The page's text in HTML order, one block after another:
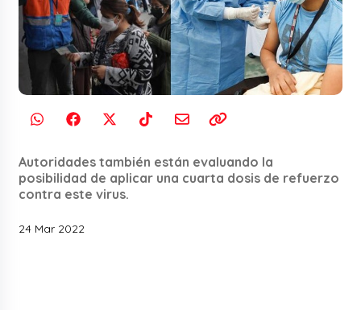
Autoridades también están evaluando la
posibilidad de aplicar una cuarta dosis de refuerzo
contra este virus.
24 Mar 2022